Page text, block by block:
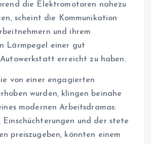
die Elektromotoren nahezu
scheint die Kommunikation
und ihrem
Lärmpegel einer gut
erreicht zu haben.
von einer engagierten
wurden, klingen beinahe
modernen Arbeitsdramas:
Einschüchterungen und der stete
preiszugeben, könnten einem